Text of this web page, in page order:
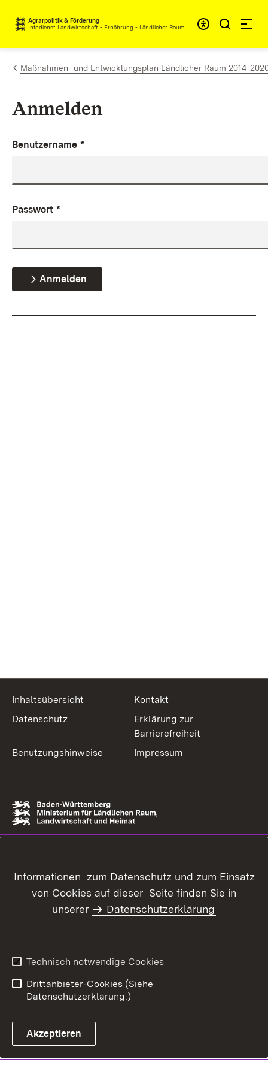
Zum Inhalt springen
Agrarpolitik & Förderung
Infodienst Landwirtschaft - Ernährung - Ländlicher Raum
Maßnahmen- und Entwicklungsplan Ländlicher Raum 2014-
Anmelden
Benutzername *
Passwort *
Anmelden
Inhaltsübersicht
Kontakt
Datenschutz
Erklärung zur
Barrierefreiheit
Benutzungshinweise
Impressum
Informationen zum Datenschutz und zum Einsatz
von Cookies auf dieser Seite finden Sie in
unserer
Datenschutzerklärung
Technisch notwendige Cookies
Drittanbieter-Cookies (Siehe
Datenschutzerklärung.)
Akzeptieren